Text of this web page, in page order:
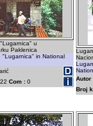
u
Paklenica
"Lugarnica" in National
Com : 0
Autor
Broj